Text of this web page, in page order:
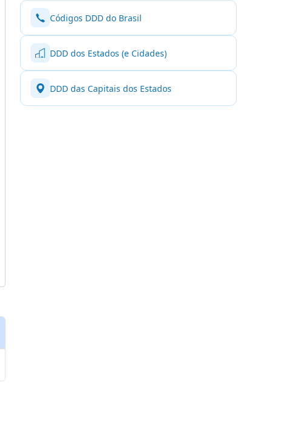
Códigos DDD do Brasil
DDD dos Estados (e Cidades)
DDD das Capitais dos Estados